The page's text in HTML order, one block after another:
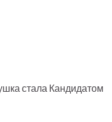
стала Кандидатом